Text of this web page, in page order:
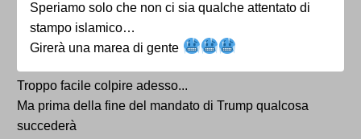
Speriamo solo che non ci sia qualche attentato di
stampo islamico…
Girerà una marea di gente
Troppo facile colpire adesso...
Ma prima della fine del mandato di Trump qualcosa
succederà